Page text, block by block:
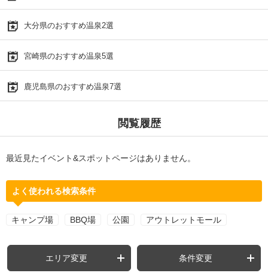
大分県のおすすめ温泉2選
宮崎県のおすすめ温泉5選
鹿児島県のおすすめ温泉7選
閲覧履歴
最近見たイベント&スポットページはありません。
よく使われる検索条件
キャンプ場 BBQ場 公園 アウトレットモール
エリア変更 条件変更